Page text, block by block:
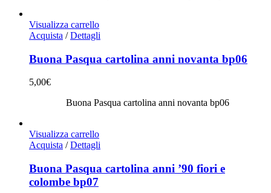
Visualizza carrello
Acquista / Dettagli
Buona Pasqua cartolina anni novanta bp06
5,00€
Buona Pasqua cartolina anni novanta bp06
Visualizza carrello
Acquista / Dettagli
Buona Pasqua cartolina anni ’90 fiori e
colombe bp07